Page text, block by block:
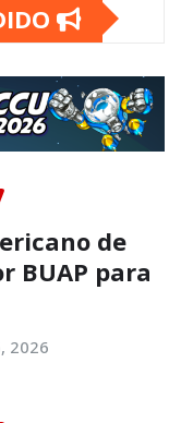
de
BUAP para
2026